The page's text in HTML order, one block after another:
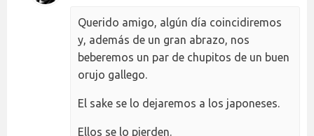
Querido amigo, algún día coincidiremos
y, además de un gran abrazo, nos
beberemos un par de chupitos de un buen
orujo gallego.
El sake se lo dejaremos a los japoneses.
Ellos se lo pierden.